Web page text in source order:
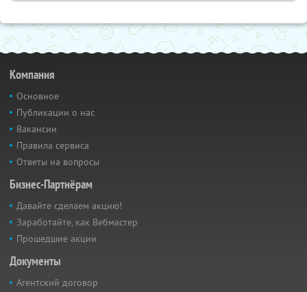
Компания
Основное
Публикации о нас
Вакансии
Правила сервиса
Ответы на вопросы
Бизнес-Партнёрам
Давайте сделаем акцию!
Заработайте, как Вебмастер
Прошедшие акции
Документы
Агентский договор